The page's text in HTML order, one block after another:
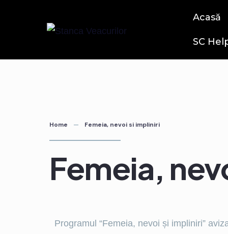
Acasă
SC
Home Femeia, nevoi si impliniri
Femeia,
Programul “Femeia, nevoi și impliniri”